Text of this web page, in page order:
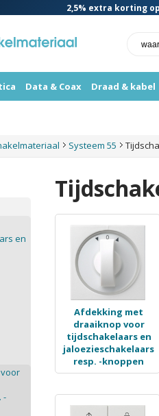
2,5% extra korting
Data & Coax Draad & kabel
Systeem 55
Afdekking met
draaiknop voor
tijdschakelaars en
jaloezieschakelaars
resp. -knoppen
en
-